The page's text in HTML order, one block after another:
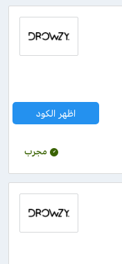
اظهر الكود
مجرب